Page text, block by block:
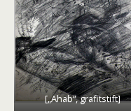
[„Ahab“, grafitstift]